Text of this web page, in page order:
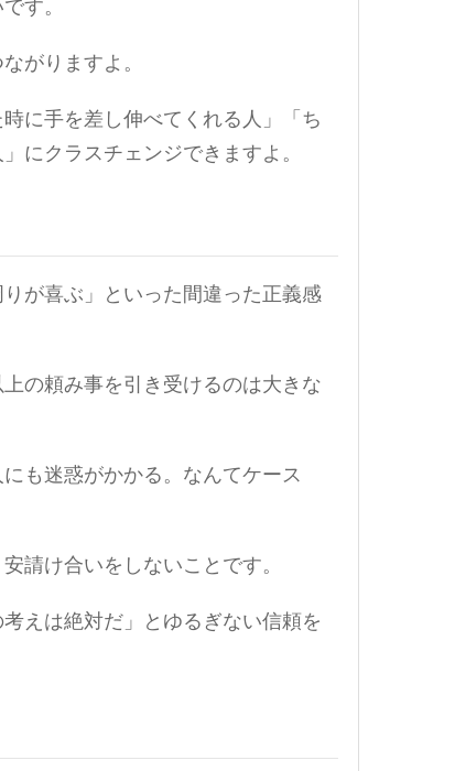
す。
がりますよ。
に手を差し伸べてくれる人」「ち
にクラスチェンジできますよ。
が喜ぶ」といった間違った正義感
の頼み事を引き受けるのは大きな
も迷惑がかかる。なんてケース
請け合いをしないことです。
えは絶対だ」とゆるぎない信頼を